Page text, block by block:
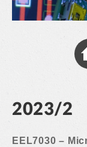
2023/2
EEL7030 –